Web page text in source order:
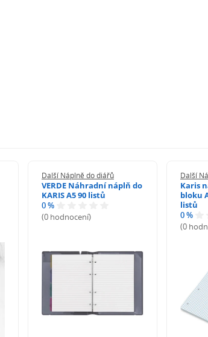
Další Náplně do diářů
VERDE Náhradní náplň do
KARIS A5 90 listů
0 %
(0 hodnocení)
Další
Karis
bloku
listů
0 %
(0